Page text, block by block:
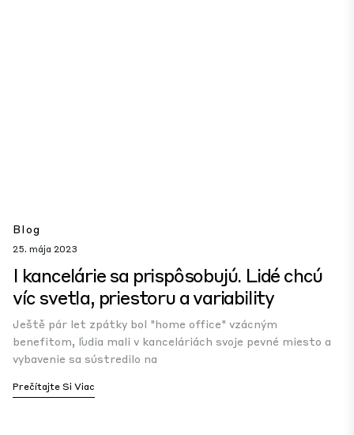
Blog
25. mája 2023
I kancelárie sa prispôsobujú. Lidé chcú
víc svetla, priestoru a variability
Ještě pár let zpátky bol "home office" vzácným
benefitom, ľudia mali v kanceláriách svoje pevné miesto a
vybavenie sa sústredilo na
Prečítajte Si Viac